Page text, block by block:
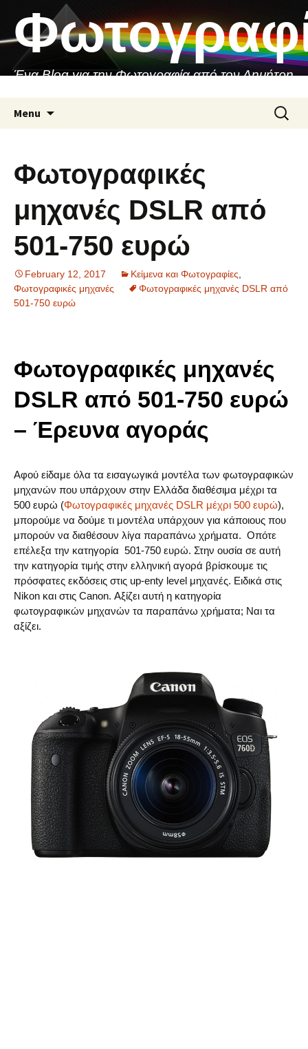
content
Ένα Blog για την Φωτογραφία από τον Δημήτρη
Menu
Search
for:
Φωτογραφικές
μηχανές DSLR από
501-750 ευρώ
February 12, 2017 Κείμενα και Φωτογραφίες
Φωτογραφικές μηχανές
Φωτογραφικές μηχανές DSLR από
501-750 ευρώ
Φωτογραφικές μηχανές
DSLR από 501-750 ευρώ
– Έρευνα αγοράς
Αφού είδαμε όλα τα εισαγωγικά μοντέλα των φωτογραφικών
μηχανών που υπάρχουν στην Ελλάδα διαθέσιμα μέχρι τα
500 ευρώ (Φωτογραφικές μηχανές DSLR μέχρι 500 ευρώ),
μπορούμε να δούμε τι μοντέλα υπάρχουν για κάποιους που
μπορούν να διαθέσουν λίγα παραπάνω χρήματα. Οπότε
επέλεξα την κατηγορία 501-750 ευρώ. Στην ουσία σε αυτή
την κατηγορία τιμής στην ελληνική αγορά βρίσκουμε τις
πρόσφατες εκδόσεις στις up-enty level μηχανές. Ειδικά στις
Nikon και στις Canon. Αξίζει αυτή η κατηγορία
φωτογραφικών μηχανών τα παραπάνω χρήματα; Ναι τα
αξίζει.